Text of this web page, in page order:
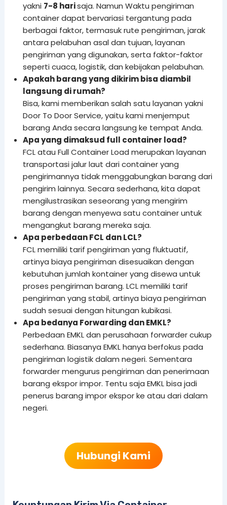
yakni 7-8 harisaja. Namun Waktu pengiriman
container dapat bervariasi tergantung pada
berbagai faktor, termasuk rute pengiriman, jarak
antara pelabuhan asal dan tujuan, layanan
pengiriman yang digunakan, serta faktor-faktor
seperti cuaca, logistik, dan kebijakan pelabuhan.
Apakah barang yang dikirim bisa diambil
langsung di rumah?
Bisa, kami memberikan salah satu layanan yakni
Door To Door Service, yaitu kami menjemput
barang Anda secara langsung ke tempat Anda.
Apa yang dimaksud full container load?
FCL atau Full Container Load merupakan layanan
transportasi jalur laut dari container yang
pengirimannya tidak menggabungkan barang dari
pengirim lainnya. Secara sederhana, kita dapat
mengilustrasikan seseorang yang mengirim
barang dengan menyewa satu container untuk
mengangkut barang mereka saja.
Apa perbedaan FCL dan LCL?
FCL memiliki tarif pengiriman yang fluktuatif,
artinya biaya pengiriman disesuaikan dengan
kebutuhan jumlah kontainer yang disewa untuk
proses pengiriman barang. LCL memiliki tarif
pengiriman yang stabil, artinya biaya pengiriman
sudah sesuai dengan hitungan kubikasi.
Apa bedanya Forwarding dan EMKL?
Perbedaan EMKL dan perusahaan forwarder cukup
sederhana. Biasanya EMKL hanya berfokus pada
pengiriman logistik dalam negeri. Sementara
forwarder mengurus pengiriman dan penerimaan
barang ekspor impor. Tentu saja EMKL bisa jadi
penerus barang impor ekspor ke atau dari dalam
negeri.
Hubungi Kami